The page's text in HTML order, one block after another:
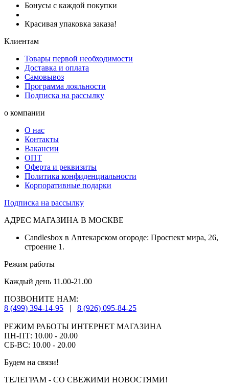
Бонусы с каждой покупки
Красивая упаковка заказа!
Клиентам
Товары первой необходимости
Доставка и оплата
Самовывоз
Программа лояльности
Подписка на рассылку
о компании
О нас
Контакты
Вакансии
ОПТ
Оферта и реквизиты
Политика конфиденциальности
Корпоративные подарки
Подписка на рассылку
АДРЕС МАГАЗИНА В МОСКВЕ
Candlesbox в Аптекарском огороде: Проспект мира, 26,
строение 1.
Режим работы
Каждый день 11.00-21.00
ПОЗВОНИТЕ НАМ:
8 (499) 394-14-95
| 8 (926) 095-84-25
РЕЖИМ РАБОТЫ ИНТЕРНЕТ МАГАЗИНА
ПН-ПТ: 10.00 - 20.00
СБ-ВС: 10.00 - 20.00
Будем на связи!
ТЕЛЕГРАМ - СО СВЕЖИМИ НОВОСТЯМИ!